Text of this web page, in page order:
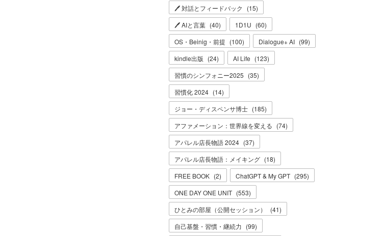
🖊 対話とフィードバック
(15)
🖊 AIと言葉 (40) 1D1U (60)
OS・Beinig・前提 (100) Dialogue+ AI (99)
kindle出版 (24) AI Life (123)
習慣のシンフォニー2025 (35)
習慣化 2024 (14)
ジョー・ディスペンサ博士 (185)
アファメーション：世界線を変える (74)
アパレル店長物語 2024 (37)
アパレル店長物語：メイキング (18)
FREE BOOK (2) ChatGPT & My GPT (295)
ONE DAY ONE UNIT (553)
ひとみの部屋（公開セッション）
(41)
自己基盤・習慣・継続力 (99)